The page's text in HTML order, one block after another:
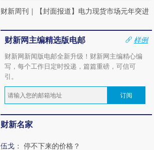
财新周刊 ｜ 【封面报道】电力现货市场元年突进
财新网主编精选版电邮
样例
财新网新闻版电邮全新升级！财新网主编精心编
写，每个工作日定时投递，篇篇重磅，可信可
引。
订阅
财新名家
伍戈 ： 停不下来的价格？